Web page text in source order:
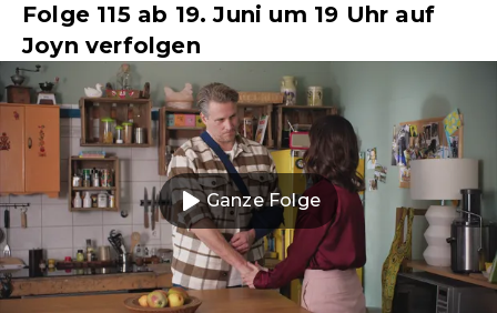
Folge 115 ab 19. Juni um 19 Uhr auf
Joyn verfolgen
Ganze Folge